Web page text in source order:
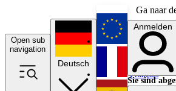
Ga naar
Open sub
navigation
Deutsch
English
Français
Anmelden
Sie sind